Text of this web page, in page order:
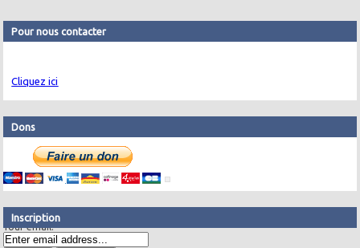
Pour nous contacter
Cliquez ici
Dons
Inscription
Your email: